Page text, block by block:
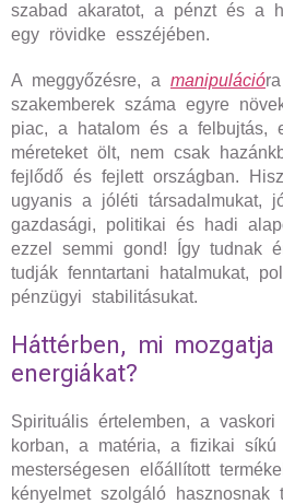
szabad akaratot, a pénzt és a
egy rövidke esszéjében.
A meggyőzésre, a manipuláció
szakemberek száma egyre
piac, a hatalom és a felbujtás,
méreteket ölt, nem csak
fejlődő és fejlett országban.
ugyanis a jóléti társadalmukat,
gazdasági, politikai és hadi
ezzel semmi gond! Így tudnak
tudják fenntartani hatalmukat,
pénzügyi stabilitásukat.
Háttérben, mi
energiákat?
Spirituális értelemben, a
korban, a matéria, a fizikai
mesterségesen előállított
kényelmet szolgáló hasznosnak